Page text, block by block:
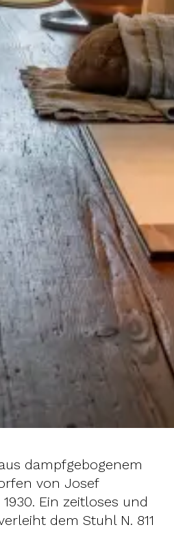
dampfgebogenem
von Josef
Ein zeitloses und
dem Stuhl N. 811